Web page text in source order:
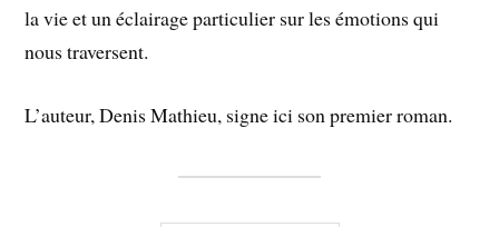
la vie et un éclairage particulier sur les émotions qui
nous traversent.
L’auteur, Denis Mathieu, signe ici son premier roman.